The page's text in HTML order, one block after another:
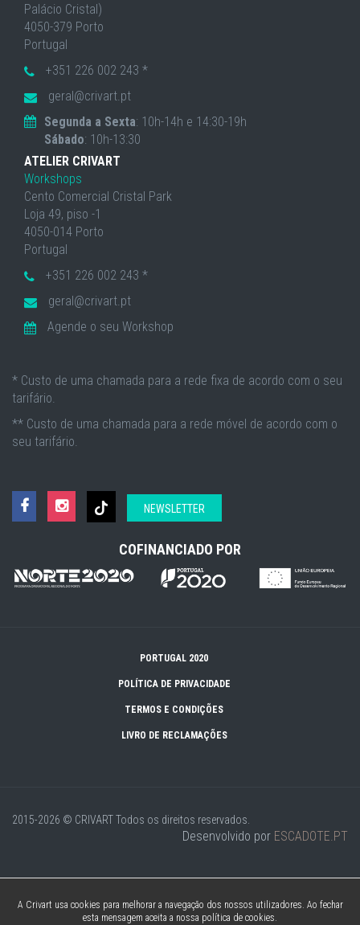
Palácio Cristal)
4050-379 Porto
Portugal
+351 226 002 243 *
geral@crivart.pt
Segunda a Sexta: 10h-14h e 14:30-19h
Sábado: 10h-13:30
ATELIER CRIVART
Workshops
Cento Comercial Cristal Park
Loja 49, piso -1
4050-014 Porto
Portugal
+351 226 002 243 *
geral@crivart.pt
Agende o seu Workshop
* Custo de uma chamada para a rede fixa de acordo com o seu
tarifário.
** Custo de uma chamada para a rede móvel de acordo com o
seu tarifário.
NEWSLETTER
COFINANCIADO POR
PORTUGAL 2020
POLÍTICA DE PRIVACIDADE
TERMOS E CONDIÇÕES
LIVRO DE RECLAMAÇÕES
2015-2026 © CRIVARTTodos os direitos reservados.
Desenvolvido por ESCADOTE.PT
A Crivart usa cookies para melhorar a navegação dos nossos utilizadores. Ao fechar
esta mensagem aceita a nossa política de cookies.